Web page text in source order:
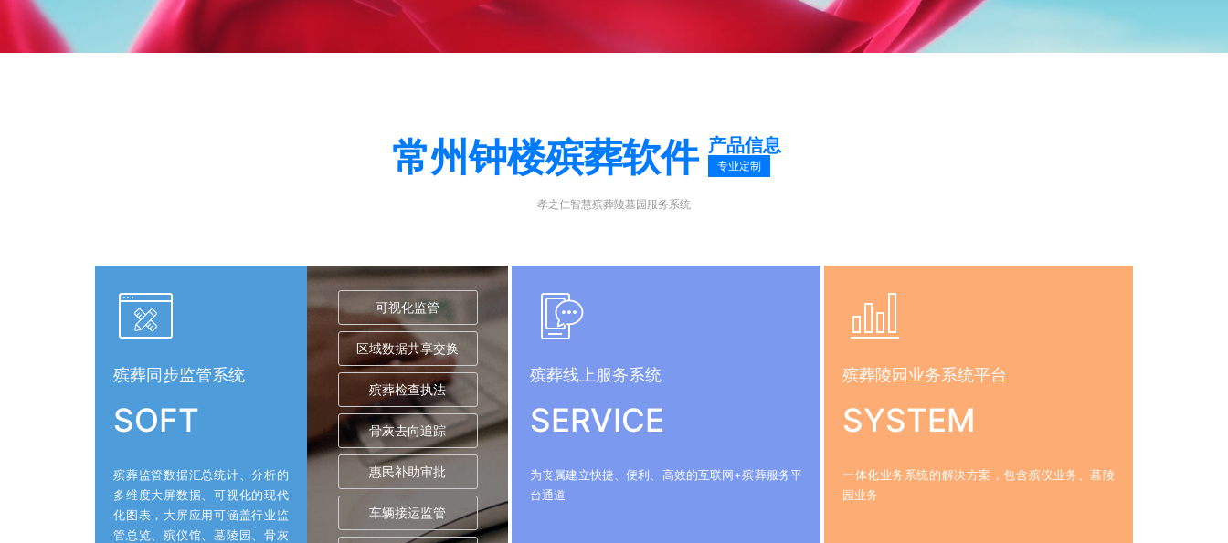
常州钟楼殡葬软件 产品信息
专业定制
孝之仁智慧殡葬陵墓园服务系统
殡葬同步监管系统
SOFT
殡葬监管数据汇总统计、分析的
多维度大屏数据、可视化的现代
化图表，大屏应用可涵盖行业监
管总览、殡仪馆、墓陵园、骨灰
可视化监管
区域数据共享交换
殡葬检查执法
骨灰去向追踪
惠民补助审批
车辆接运监管
殡葬线上服务系统
SERVICE
为丧属建立快捷、便利、高效的互联网+殡葬服务平
台通道
殡葬陵园业务系统平台
SYSTEM
一体化业务系统的解决方案，包含殡仪业务、墓陵
园业务